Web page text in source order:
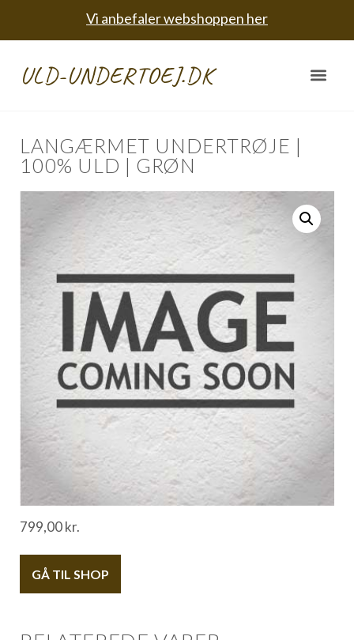
Vi anbefaler webshoppen her
ULD-UNDERTOEJ.DK
LANGÆRMET UNDERTRØJE |
100% ULD | GRØN
799,00kr.
GÅ TIL SHOP